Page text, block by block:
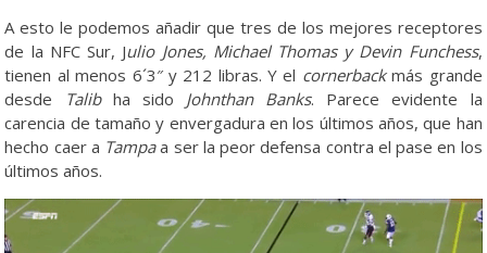
A esto le podemos añadir que tres de los mejores receptores
de la NFC Sur, Julio Jones, Michael Thomas y Devin Funchess,
tienen al menos 6´3″ y 212 libras. Y el cornerbackmás grande
desde
Talibha sido Johnthan Banks. Parece evidente la
carencia de tamaño y envergadura en los últimos años, que han
hecho caer a Tampaa ser la peor defensa contra el pase en los
últimos años.